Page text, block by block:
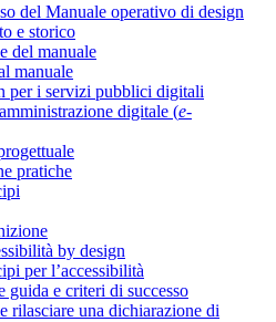
del Manuale operativo di design
e storico
del manuale
manuale
per i servizi pubblici digitali
digitale (e-
pratiche
by design
per l’accessibilità
guida e criteri di successo
rilasciare una dichiarazione di